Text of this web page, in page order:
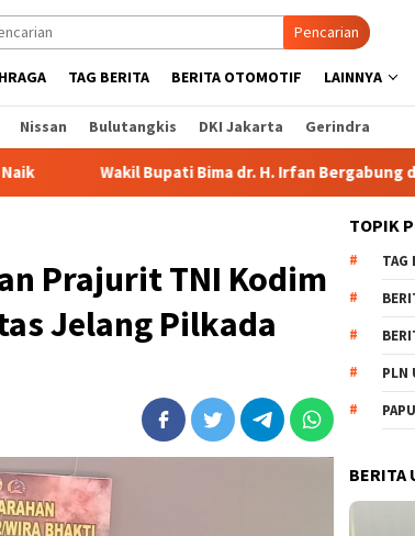
Pencarian
TAG BERITA BERITA OTOMOTIF LAINNYA
Nissan Bulutangkis DKI Jakarta Gerindra
Bima dr. H. Irfan Bergabung di Retreat Magelang
Prajurit TNI Kodim
Jelang Pilkada
TOPIK
TAG
PLN
BERITA